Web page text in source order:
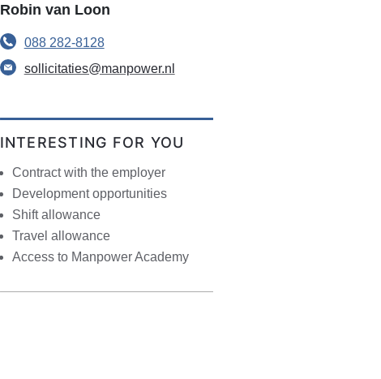
Robin van Loon
088 282-8128
sollicitaties@manpower.nl
INTERESTING FOR YOU
Contract with the employer
Development opportunities
Shift allowance
Travel allowance
Access to Manpower Academy